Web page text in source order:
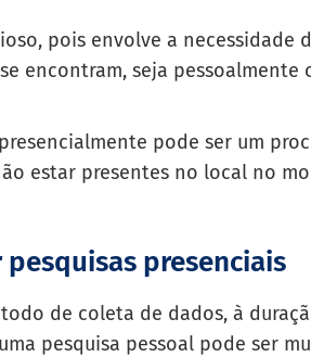
pois envolve a necessidade
encontram, seja pessoalmente
pode ser um
estar presentes no local no
presenciais
de coleta de dados, à
pesquisa pessoal pode ser